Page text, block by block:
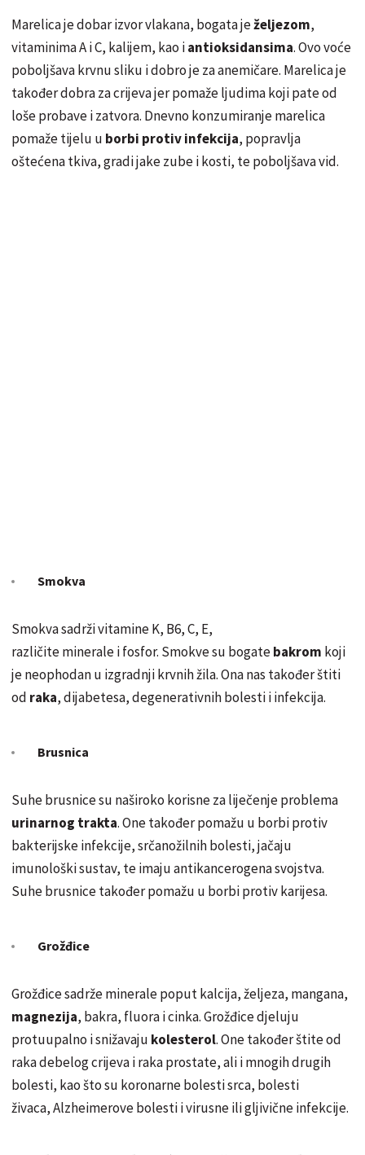
Marelica je dobar izvor vlakana, bogata ježeljezom,
vitaminima A i C, kalijem, kao iantioksidansima. Ovo voće
poboljšava krvnu sliku i dobro je za anemičare. Marelica je
također dobra za crijeva jer pomaže ljudima koji pate od
loše probave i zatvora. Dnevno konzumiranje marelica
pomaže tijelu u borbi protiv infekcija, popravlja
oštećena tkiva, gradi jake zube i kosti, te poboljšava vid.
Smokva
Smokva sadrži vitamine K, B6, C, E,
različite minerale i fosfor. Smokve su bogatebakrom koji
je neophodan u izgradnji krvnih žila. Ona nas također štiti
od raka, dijabetesa, degenerativnih bolesti i infekcija.
Brusnica
Suhe brusnice su naširoko korisne za liječenje problema
urinarnog trakta. One također pomažu u borbi protiv
bakterijske infekcije, srčanožilnih bolesti, jačaju
imunološki sustav, te imaju antikancerogena svojstva.
Suhe brusnice također pomažu u borbi protiv karijesa.
Grožđice
Grožđice sadrže minerale poput kalcija, željeza, mangana,
magnezija, bakra, fluora i cinka. Grožđice djeluju
protuupalno i snižavaju kolesterol. One također štite od
raka debelog crijeva i raka prostate, ali i mnogih drugih
bolesti, kao što su koronarne bolesti srca, bolesti
živaca, Alzheimerove bolesti i virusne ili gljivične infekcije.